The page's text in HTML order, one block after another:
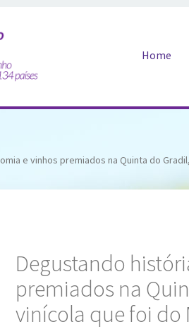
Home
e vinhos premiados na Quinta do
Degustando
premiados na
vinícola que foi do